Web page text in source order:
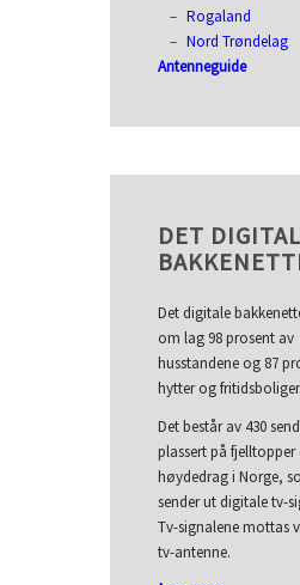
Rogaland
Nord Trøndelag
Antenneguide
DET
Det digitale
om lag 98 prosent av
husstandene og 87
hytter og fritidsboliger.
Det består av 430
plassert på fjelltopper
høydedrag i Norge,
sender ut digitale tv-
Tv-signalene mottas
tv-antenne.